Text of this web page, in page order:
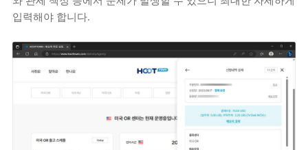
입력해야 합니다.